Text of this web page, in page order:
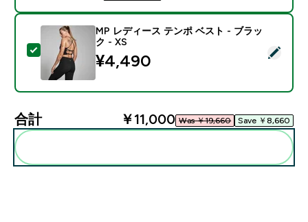
この商品を選択 - MP レディース テンポ ベスト - ブラ
MP レディース テンポ ベスト - ブラッ
ク - XS
¥4,490‎
合計 ￥11,000‎ Was ￥19,660‎ Save ￥8,660‎